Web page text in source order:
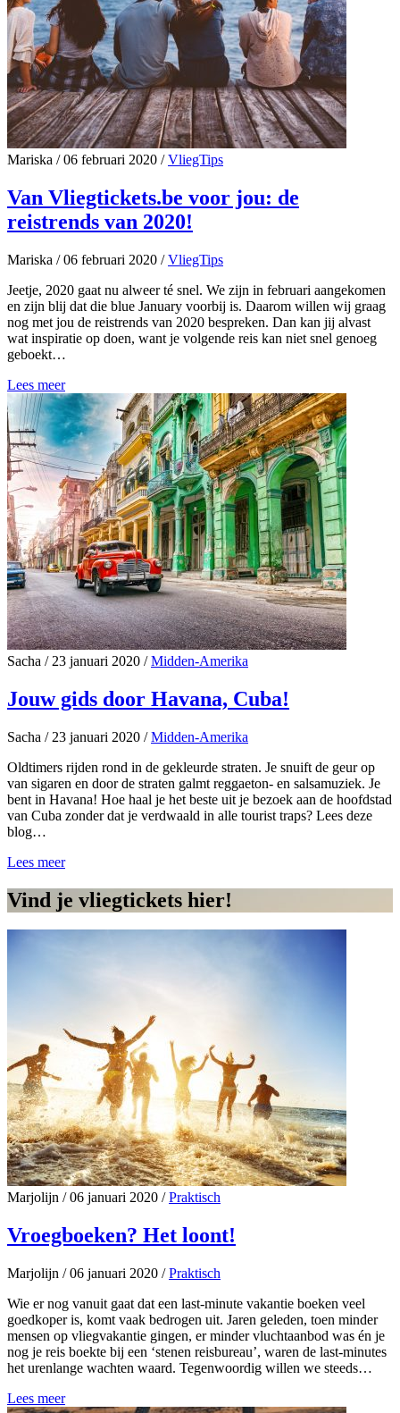
Mariska /06 februari 2020 / VliegTips
Van Vliegtickets.be voor jou: de
reistrends van 2020!
Mariska /06 februari 2020 / VliegTips
Jeetje, 2020 gaat nu alweer té snel. We zijn in februari aangekomen
en zijn blij dat die blue January voorbij is. Daarom willen wij graag
nog met jou de reistrends van 2020 bespreken. Dan kan jij alvast
wat inspiratie op doen, want je volgende reis kan niet snel genoeg
geboekt…
Lees meer
Sacha /23 januari 2020 / Midden-Amerika
Jouw gids door Havana, Cuba!
Sacha /23 januari 2020 / Midden-Amerika
Oldtimers rijden rond in de gekleurde straten. Je snuift de geur op
van sigaren en door de straten galmt reggaeton- en salsamuziek. Je
bent in Havana! Hoe haal je het beste uit je bezoek aan de hoofdstad
van Cuba zonder dat je verdwaald in alle tourist traps? Lees deze
blog…
Lees meer
Vind je vliegtickets hier!
Marjolijn /06 januari 2020 / Praktisch
Vroegboeken? Het loont!
Marjolijn /06 januari 2020 / Praktisch
Wie er nog vanuit gaat dat een last-minute vakantie boeken veel
goedkoper is, komt vaak bedrogen uit. Jaren geleden, toen minder
mensen op vliegvakantie gingen, er minder vluchtaanbod was én je
nog je reis boekte bij een ‘stenen reisbureau’, waren de last-minutes
het urenlange wachten waard. Tegenwoordig willen we steeds…
Lees meer